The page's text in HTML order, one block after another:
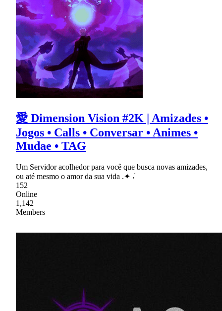
愛 Dimension Vision #2K | Amizades •
Jogos • Calls • Conversar • Animes •
Mudae • TAG
Um Servidor acolhedor para você que busca novas amizades,
ou até mesmo o amor da sua vida .✦ ݁˖
152
Online
1,142
Members